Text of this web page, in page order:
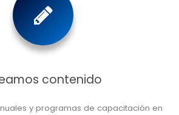
contenido
y programas de capacitación en